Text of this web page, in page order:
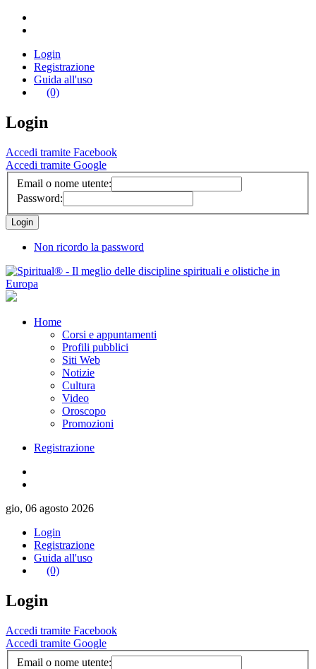
Login
Registrazione
Guida all'uso
(0)
Login
Accedi tramite Facebook
Accedi tramite Google
Email o nome utente:
Password:
Non ricordo la password
Home
Corsi e appuntamenti
Profili pubblici
Siti Web
Notizie
Cultura
Video
Oroscopo
Promozioni
Registrazione
gio, 06 agosto 2026
Login
Registrazione
Guida all'uso
(0)
Login
Accedi tramite Facebook
Accedi tramite Google
Email o nome utente: